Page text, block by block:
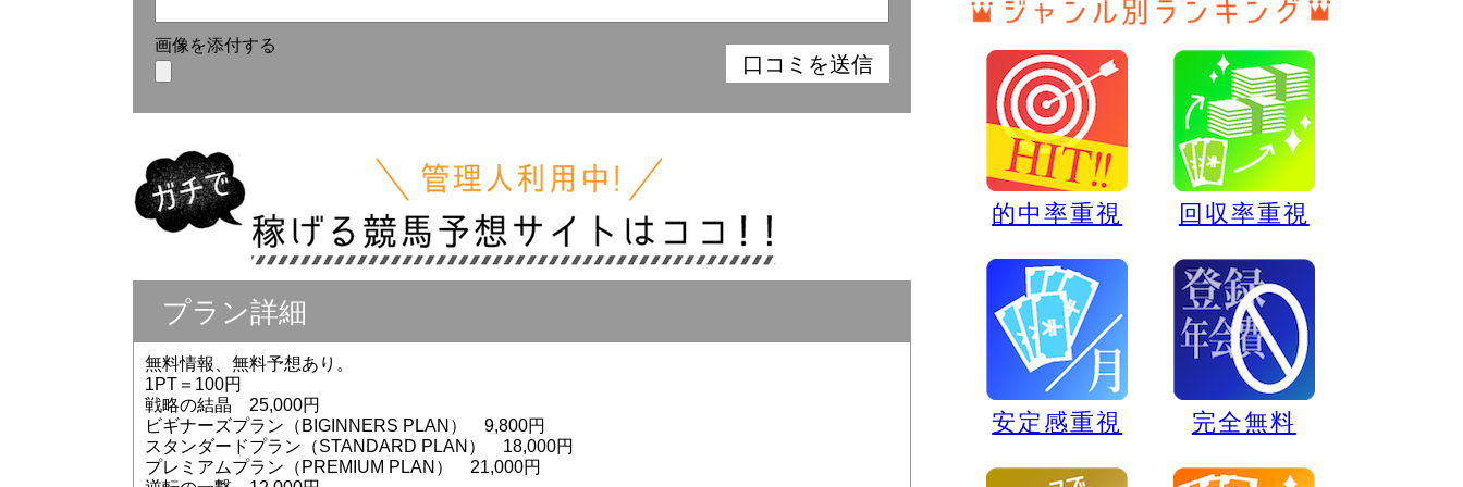
画像を添付する
プラン詳細
無料情報、無料予想あり。
1PT＝100円
戦略の結晶 25,000円
ビギナーズプラン（BIGINNERS PLAN） 9,800円
スタンダードプラン（STANDARD PLAN） 18,000円
プレミアムプラン（PREMIUM PLAN） 21,000円
的中率重視 回収率重視
安定感重視 完全無料